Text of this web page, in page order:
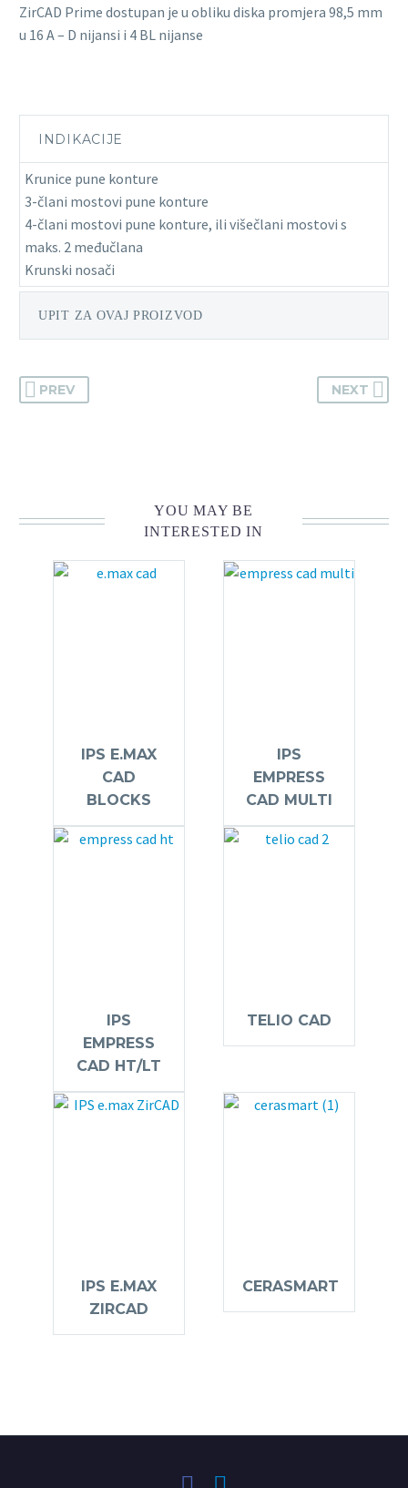
ZirCAD Prime dostupan je u obliku diska promjera 98,5 mm
u 16 A – D nijansi i 4 BL nijanse
INDIKACIJE
Krunice pune konture
3-člani mostovi pune konture
4-člani mostovi pune konture, ili višečlani mostovi s
maks. 2 međučlana
Krunski nosači
UPIT ZA OVAJ PROIZVOD
PREV NEXT
YOU MAY BE
INTERESTED IN
IPS E.MAX
CAD
BLOCKS
IPS
EMPRESS
CAD MULTI
IPS
EMPRESS
CAD HT/LT
TELIO CAD
IPS E.MAX
ZIRCAD
CERASMART